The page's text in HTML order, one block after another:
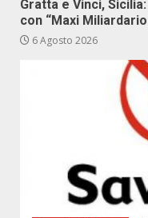
Gratta e Vinci,
con “Maxi
6 Agosto 2026